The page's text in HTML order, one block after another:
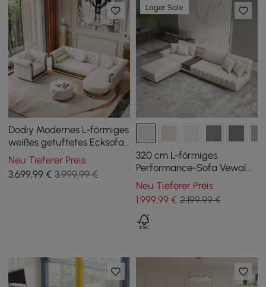
Dodiy Modernes L-förmiges
weißes getuftetes Ecksofa
für 6 Personen mit
Ottomane und Kissen
Neu Tieferer Preis
3.699,99 € 3.999,99 €
Lager Sale
320 cm L-förmiges
Performance-Sofa Vewal
aus Leder, modularer
Schnitt mit Chaiselongue
und Ottoman
Neu Tieferer Preis
1.999,99€ 2.199,99 €